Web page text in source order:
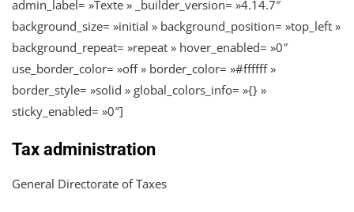
admin_label= »Texte » _builder_version= »4.14.7″
background_size= »initial » background_position= »top_left »
background_repeat= »repeat » hover_enabled= »0″
use_border_color= »off » border_color= »#ffffff »
border_style= »solid » global_colors_info= »{} »
sticky_enabled= »0″]
Tax administration
General Directorate of Taxes